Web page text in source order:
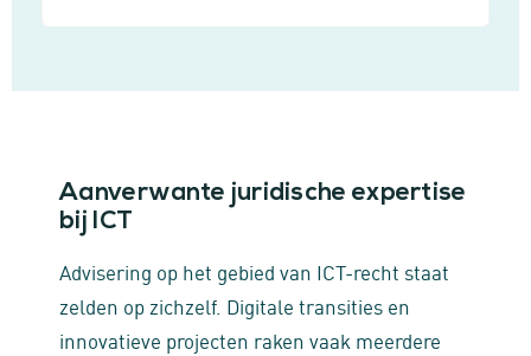
Aanverwante juridische expertise
bij ICT
Advisering op het gebied van ICT-recht staat
zelden op zichzelf. Digitale transities en
innovatieve projecten raken vaak meerdere